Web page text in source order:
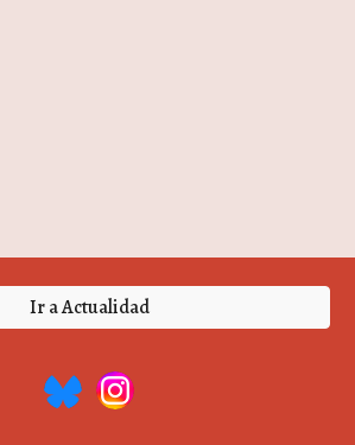
Ir a Actualidad